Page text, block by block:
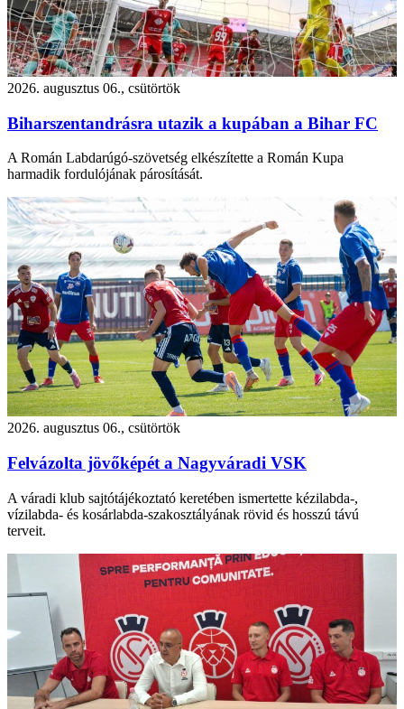
2026. augusztus 06., csütörtök
Biharszentandrásra utazik a kupában a Bihar FC
A Román Labdarúgó-szövetség elkészítette a Román Kupa
harmadik fordulójának párosítását.
2026. augusztus 06., csütörtök
Felvázolta jövőképét a Nagyváradi VSK
A váradi klub sajtótájékoztató keretében ismertette kézilabda-,
vízilabda- és kosárlabda-szakosztályának rövid és hosszú távú
terveit.